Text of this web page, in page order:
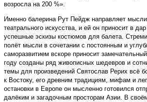
возросла на 200 %».
Именно балерина Рут Пейдж направляет
театрального искусства, и ей он приносит в
успешные эскизы костюмов для балета.
полёт мысли в сочетании с постоянным и
саморазвитием вскоре приносит
году созданы ряд живописных шедевров и
темы для произведений Святослав Рерих всё
к Востоку, его древним традициям, мифам и
остановки в Европе он мысленно готовился
далёким и загадочным просторам Азии. В